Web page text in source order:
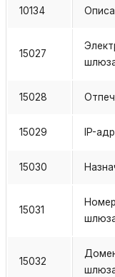
10134
15027
15028
15029 IP-
15030
15031
15032